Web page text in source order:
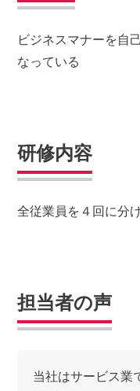
ビジネスマナーを自
なっている
研修内容
全従業員を４回に分
担当者の声
当社はサービス業